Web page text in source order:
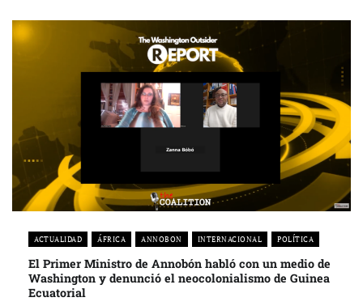
ACTUALIDAD ÁFRICA ANNOBON INTERNACIONAL POLÍTICA
El Primer Ministro de Annobón habló con un medio de
Washington y denunció el neocolonialismo de Guinea
Ecuatorial